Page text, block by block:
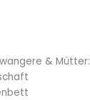
& Mütter: